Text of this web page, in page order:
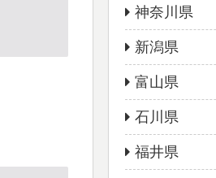
神奈川県
新潟県
富山県
石川県
福井県